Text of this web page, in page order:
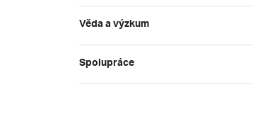
Věda a výzkum
Spolupráce